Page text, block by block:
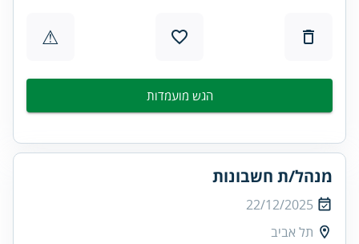
⚠
הגש מועמדות
מנהל/ת חשבונות
22/12/2025
תל אביב